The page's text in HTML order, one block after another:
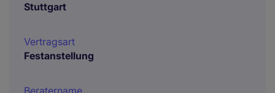
Stuttgart
Vertragsart
Festanstellung
Beratername